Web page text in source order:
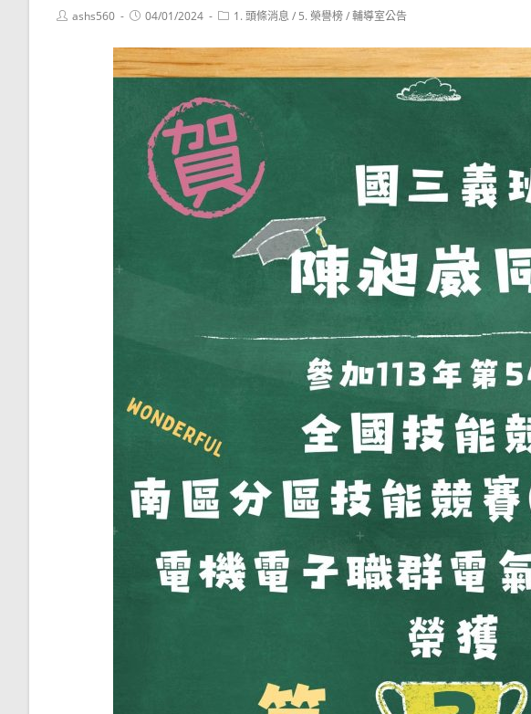
Postashs560
Post04/01/2024
Post1. 頭條消息 / 5. 榮譽榜/輔導室公告